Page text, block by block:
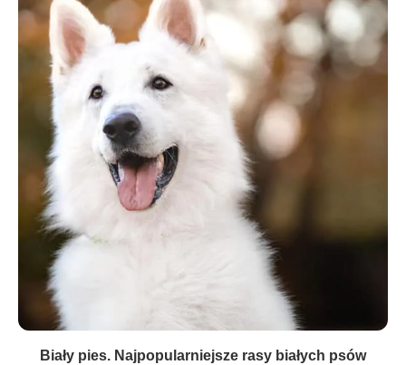
Biały pies. Najpopularniejsze rasy białych psów